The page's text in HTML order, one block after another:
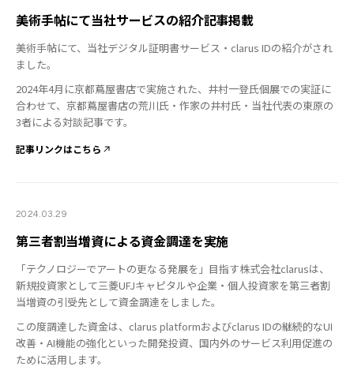
美術手帖にて当社サービスの紹介記事掲載
美術手帖にて、当社デジタル証明書サービス・clarus IDの紹介がされ
ました。
2024年4月に京都蔦屋書店で実施された、井村一登氏個展での実証に
合わせて、京都蔦屋書店の荒川氏・作家の井村氏・当社代表の東原の
3者による対談記事です。
記事リンクはこちら
2024.03.29
第三者割当増資による資金調達を実施
「テクノロジーでアートの更なる発展を」目指す株式会社clarusは、
新規投資家として三菱UFJキャピタルや企業・個人投資家を第三者割
当増資の引受先として資金調達をしました。
この度調達した資金は、clarus platformおよびclarus IDの継続的なUI
改善・AI機能の強化といった開発投資、国内外のサービス利用促進の
ために活用します。